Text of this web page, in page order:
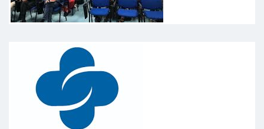
Paziente
Visita accurata, senso pratico nella